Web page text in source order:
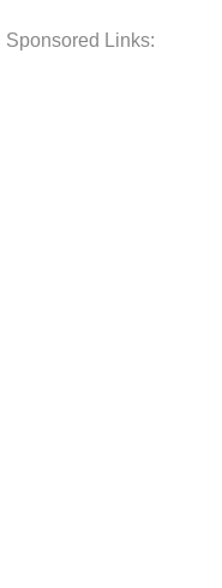
Sponsored Links: